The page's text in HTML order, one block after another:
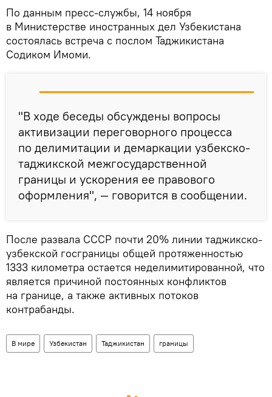
По данным пресс-службы, 14 ноября
в Министерстве иностранных дел Узбекистана
состоялась встреча с послом Таджикистана
Содиком Имоми.
"В ходе беседы обсуждены вопросы
активизации переговорного процесса
по делимитации и демаркации узбекско-
таджикской межгосударственной
границы и ускорения ее правового
оформления", — говорится в сообщении.
После развала СССР почти 20% линии таджикско-
узбекской госграницы общей протяженностью
1333 километра остается неделимитированной, что
является причиной постоянных конфликтов
на границе, а также активных потоков
контрабанды.
В мире Узбекистан Таджикистан границы